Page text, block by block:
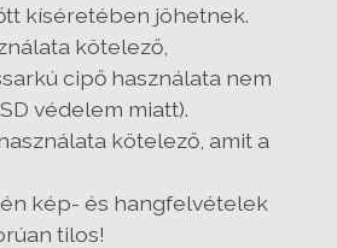
kíséretében jöhetnek.
kötelező,
cipő használata nem
védelem miatt).
kötelező, amit a
kép- és hangfelvételek
tilos!